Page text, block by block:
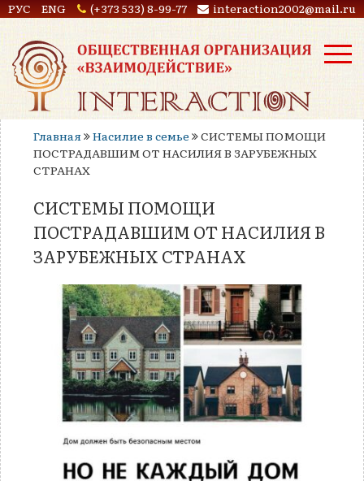
РУС ENG (+373 533) 8-99-77 interaction2002@mail.ru
Главная Насилие в семье
СИСТЕМЫ ПОМОЩИ
ПОСТРАДАВШИМ ОТ НАСИЛИЯ В ЗАРУБЕЖНЫХ
СТРАНАХ
СИСТЕМЫ ПОМОЩИ
ПОСТРАДАВШИМ ОТ НАСИЛИЯ В
ЗАРУБЕЖНЫХ СТРАНАХ